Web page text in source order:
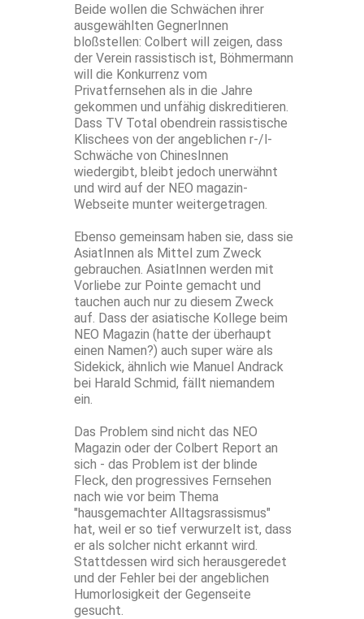
Beide wollen die Schwächen ihrer
ausgewählten GegnerInnen
bloßstellen: Colbert will zeigen, dass
der Verein rassistisch ist, Böhmermann
will die Konkurrenz vom
Privatfernsehen als in die Jahre
gekommen und unfähig diskreditieren.
Dass TV Total obendrein rassistische
Klischees von der angeblichen r-/l-
Schwäche von ChinesInnen
wiedergibt, bleibt jedoch unerwähnt
und wird auf der NEO magazin-
Webseite munter weitergetragen.
Ebenso gemeinsam haben sie, dass sie
AsiatInnen als Mittel zum Zweck
gebrauchen. AsiatInnen werden mit
Vorliebe zur Pointe gemacht und
tauchen auch nur zu diesem Zweck
auf. Dass der asiatische Kollege beim
NEO Magazin (hatte der überhaupt
einen Namen?) auch super wäre als
Sidekick, ähnlich wie Manuel Andrack
bei Harald Schmid, fällt niemandem
ein.
Das Problem sind nicht das NEO
Magazin oder der Colbert Report an
sich - das Problem ist der blinde
Fleck, den progressives Fernsehen
nach wie vor beim Thema
"hausgemachter Alltagsrassismus"
hat, weil er so tief verwurzelt ist, dass
er als solcher nicht erkannt wird.
Stattdessen wird sich herausgeredet
und der Fehler bei der angeblichen
Humorlosigkeit der Gegenseite
gesucht.